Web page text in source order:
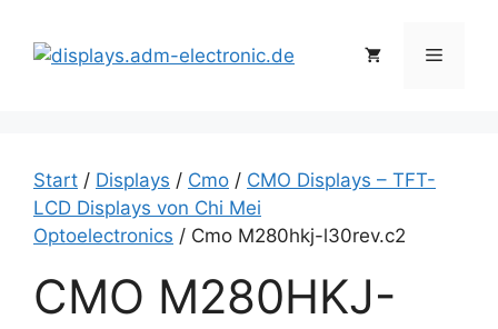
Inhalt
springen
Menü
Start / Displays / Cmo / CMO Displays – TFT-
LCD Displays von Chi Mei
Optoelectronics / Cmo M280hkj-l30rev.c2
CMO M280HKJ-